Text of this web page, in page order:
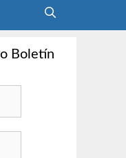
Boletín